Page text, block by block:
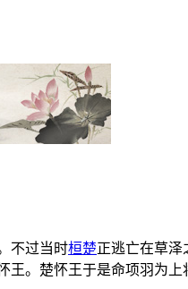
不过当时桓楚正逃亡在草泽
。楚怀王于是命项羽为上